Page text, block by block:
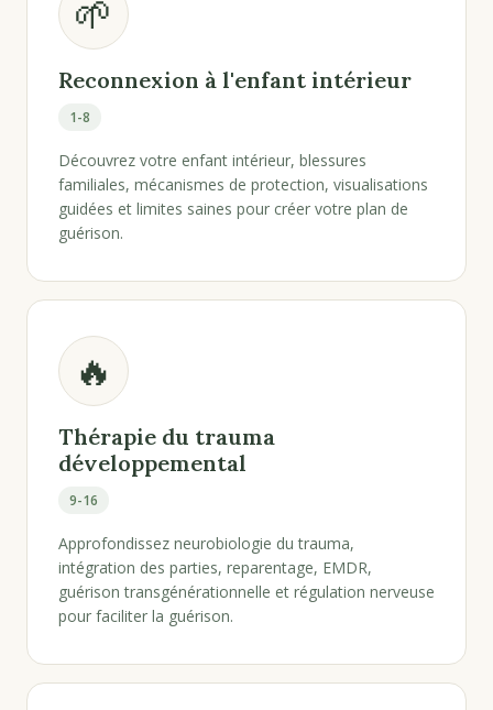
🌱
Reconnexion à l'enfant intérieur
1-8
Découvrez votre enfant intérieur, blessures
familiales, mécanismes de protection, visualisations
guidées et limites saines pour créer votre plan de
guérison.
🔥
Thérapie du trauma
développemental
9-16
Approfondissez neurobiologie du trauma,
intégration des parties, reparentage, EMDR,
guérison transgénérationnelle et régulation nerveuse
pour faciliter la guérison.